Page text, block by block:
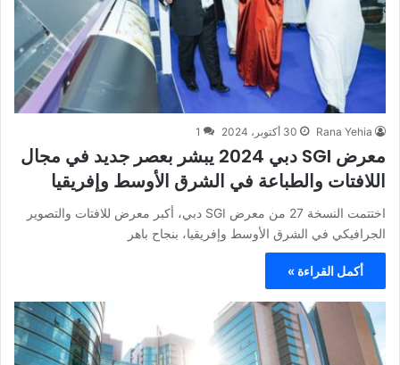
Rana Yehia 30 أكتوبر، 2024 1
معرض SGI دبي 2024 يبشر بعصر جديد في مجال
اللافتات والطباعة في الشرق الأوسط وإفريقيا
اختتمت النسخة 27 من معرض SGI دبي، أكبر معرض للافتات والتصوير
الجرافيكي في الشرق الأوسط وإفريقيا، بنجاح باهر
أكمل القراءة »